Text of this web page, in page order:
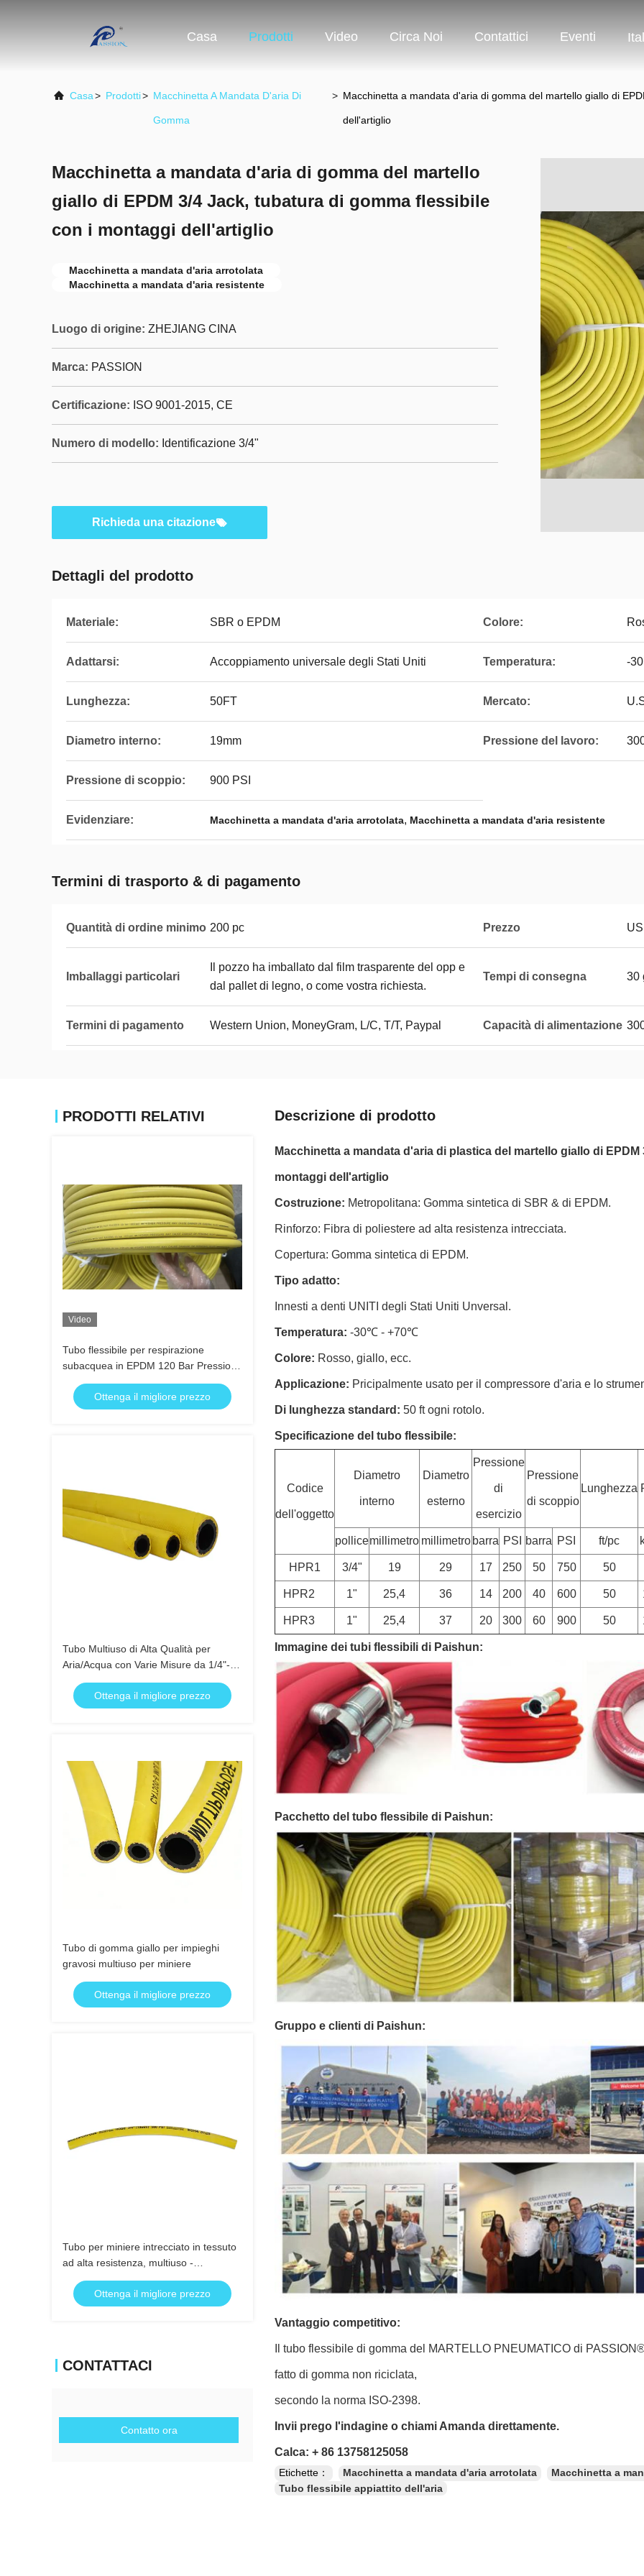
Casa Prodotti Video Circa Noi Contattici Eventi
Casa> Prodotti> Macchinetta A Mandata D'aria Di
Gomma
> Macchinetta a mandata d'aria di gomma del martello giallo di
dell'artiglio
Macchinetta a mandata d'aria di gomma del martello
giallo di EPDM 3/4 Jack, tubatura di gomma flessibile
con i montaggi dell'artiglio
Macchinetta a mandata d'aria arrotolata
Macchinetta a mandata d'aria resistente
Luogo di origine: ZHEJIANG CINA
Marca: PASSION
Certificazione: ISO 9001-2015, CE
Numero di modello: Identificazione 3/4"
Richieda una citazione
Dettagli del prodotto
Materiale: SBR o EPDM Colore:
Adattarsi: Accoppiamento universale degli Stati Uniti Temperatura: -
Lunghezza: 50FT Mercato:
Diametro interno: 19mm Pressione del lavoro:
Pressione di scoppio: 900 PSI
Evidenziare: Macchinetta a mandata d'aria arrotolata, Macchinetta a mandata d'aria resistente
Termini di trasporto & di pagamento
Quantità di ordine minimo 200 pc Prezzo
Imballaggi particolari
Il pozzo ha imballato dal film trasparente del opp e
dal pallet di legno, o come vostra richiesta.
Tempi di consegna 30
Termini di pagamento Western Union, MoneyGram, L/C, T/T, Paypal Capacità di alimentazione
PRODOTTI RELATIVI
Video
Tubo flessibile per respirazione
subacquea in EPDM 120 Bar Pressione
di scoppio per ossigeno, elio, azoto
Ottenga il migliore prezzo
Tubo Multiuso di Alta Qualità per
Aria/Acqua con Varie Misure da 1/4"-1"
per il Sud America per Uso Industriale
Ottenga il migliore prezzo
Tubo di gomma giallo per impieghi
gravosi multiuso per miniere
Ottenga il migliore prezzo
Tubo per miniere intrecciato in tessuto
ad alta resistenza, multiuso -
Resistente a olio e agenti atmosferici
con ampio intervallo di temperatura per
uso industriale
Ottenga il migliore prezzo
CONTATTACI
Contatto ora
Descrizione di prodotto
Macchinetta a mandata d'aria di plastica del martello giallo di
montaggi dell'artiglio
Costruzione: Metropolitana: Gomma sintetica di SBR & di EPDM.
Rinforzo: Fibra di poliestere ad alta resistenza intrecciata.
Copertura: Gomma sintetica di EPDM.
Tipo adatto:
Innesti a denti UNITI degli Stati Uniti Unversal.
Temperatura: -30℃ - +70℃
Colore: Rosso, giallo, ecc.
Applicazione: Pricipalmente usato per il compressore d'aria e lo
Di lunghezza standard: 50 ft ogni rotolo.
Specificazione del tubo flessibile:
Codice
dell'oggetto
Diametro
interno
Diametro
esterno
Pressione
di
esercizio
Pressione
di scoppio
Lunghezza
pollicemillimetro millimetro barra PSI barra PSI ft/pc
HPR1 3/4" 19 29 17 250 50 750 50
HPR2 1" 25,4 36 14 200 40 600 50
HPR3 1" 25,4 37 20 300 60 900 50
Immagine dei tubi flessibili di Paishun:
Pacchetto del tubo flessibile di Paishun:
Gruppo e clienti di Paishun:
Vantaggio competitivo:
Il tubo flessibile di gomma del MARTELLO PNEUMATICO di
fatto di gomma non riciclata,
secondo la norma ISO-2398.
Invii prego l'indagine o chiami Amanda direttamente.
Calca: + 86 13758125058
Etichette： Macchinetta a mandata d'aria arrotolata
Macchinetta a
Tubo flessibile appiattito dell'aria